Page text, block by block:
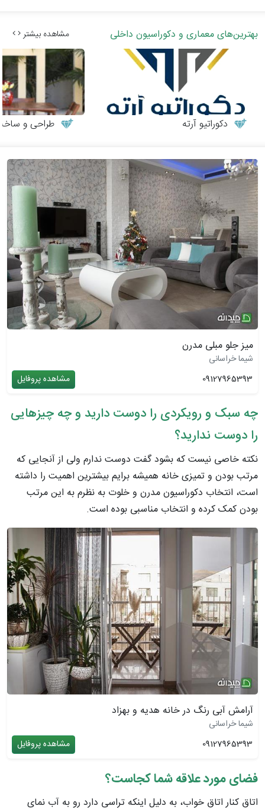
بهترین‌های معماری و دکوراسیون داخلی مشاهده بیشتر
دکوراتیو آرته طراحی و ساخت
میز جلو مبلی مدرن
شیما خراسانی
09127965393
مشاهده پروفایل
چه سبک و رویکردی را دوست دارید و چه چیزهایی
را دوست ندارید؟
نکته خاصی نیست که بشود گفت دوست ندارم ولی از آنجایی که
مرتب بودن و تمیزی خانه همیشه برایم بیشترین اهمیت را داشته
است، انتخاب دکوراسیون مدرن و خلوت به نظرم به این مرتب
بودن کمک کرده و انتخاب مناسبی بوده است.
آرامش آبی رنگ در خانه هدیه و بهزاد
شیما خراسانی
09127965393
مشاهده پروفایل
فضای مورد علاقه شما کجاست؟
اتاق کنار اتاق خواب، به دلیل اینکه تراسی دارد رو به آب نمای